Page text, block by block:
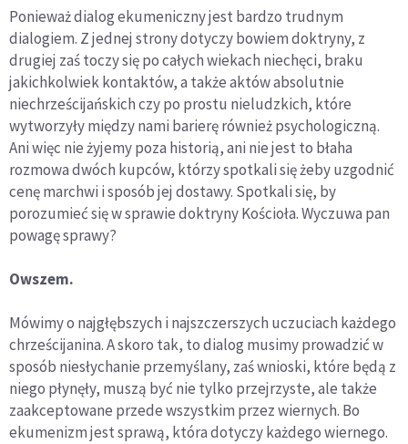
Ponieważ dialog ekumeniczny jest bardzo trudnym
dialogiem. Z jednej strony dotyczy bowiem doktryny, z
drugiej zaś toczy się po całych wiekach niechęci, braku
jakichkolwiek kontaktów, a także aktów absolutnie
niechrześcijańskich czy po prostu nieludzkich, które
wytworzyły między nami barierę również psychologiczną.
Ani więc nie żyjemy poza historią, ani nie jest to błaha
rozmowa dwóch kupców, którzy spotkali się żeby uzgodnić
cenę marchwi i sposób jej dostawy. Spotkali się, by
porozumieć się w sprawie doktryny Kościoła. Wyczuwa pan
powagę sprawy?
Owszem.
Mówimy o najgłębszych i najszczerszych uczuciach każdego
chrześcijanina. A skoro tak, to dialog musimy prowadzić w
sposób niesłychanie przemyślany, zaś wnioski, które będą z
niego płynęły, muszą być nie tylko przejrzyste, ale także
zaakceptowane przede wszystkim przez wiernych. Bo
ekumenizm jest sprawą, która dotyczy każdego wiernego.